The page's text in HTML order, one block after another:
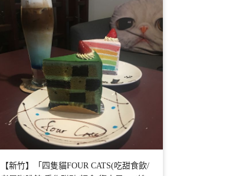
【新竹】「四隻貓FOUR CATS(吃甜食飲/